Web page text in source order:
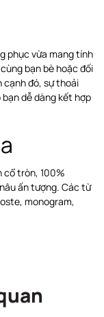
phục vừa mang tính
bạn bè hoặc đối
cạnh đó, sự thoải
dễ dàng kết hợp
cổ tròn, 100%
ấn tượng. Các từ
monogram,